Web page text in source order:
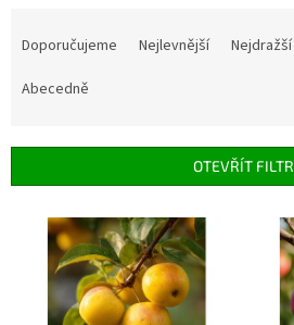
r
Doporučujeme Nejlevnější Nejdražší
Abecedně
OTEVŘÍT FILTR